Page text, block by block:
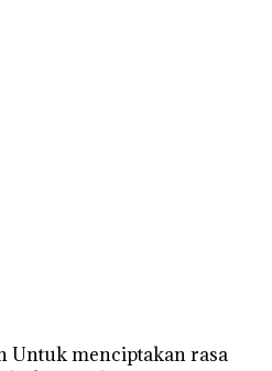
Untuk menciptakan rasa